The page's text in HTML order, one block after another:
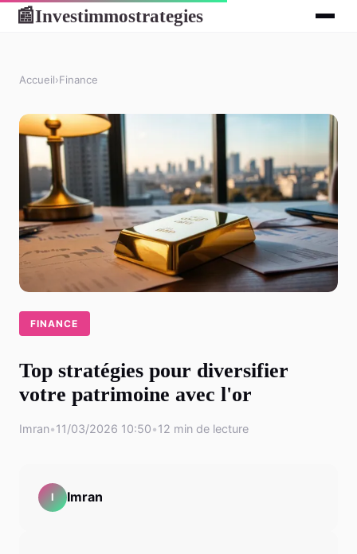
📰Investimmostrategies
Accueil›Finance
FINANCE
Top stratégies pour diversifier
votre patrimoine avec l'or
Imran•11/03/2026 10:50•12 min de lecture
I Imran